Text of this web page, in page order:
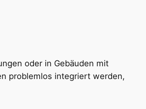
oder in Gebäuden mit
problemlos integriert werden,